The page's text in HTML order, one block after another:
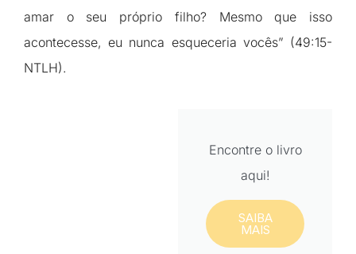
amar o seu próprio filho? Mesmo que isso
acontecesse, eu nunca esqueceria vocês” (49:15-
NTLH).
Encontre o livro
aqui!
SAIBA
MAIS